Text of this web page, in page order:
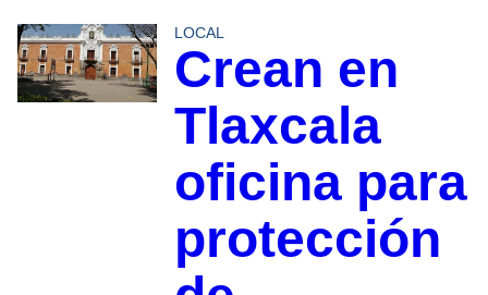
LOCAL
Crean en
Tlaxcala
oficina para
protección